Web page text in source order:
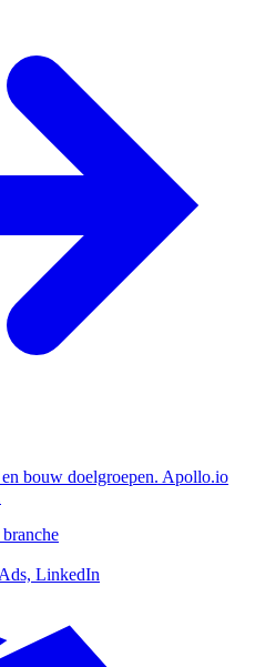
bouw doelgroepen. Apollo.io
LinkedIn